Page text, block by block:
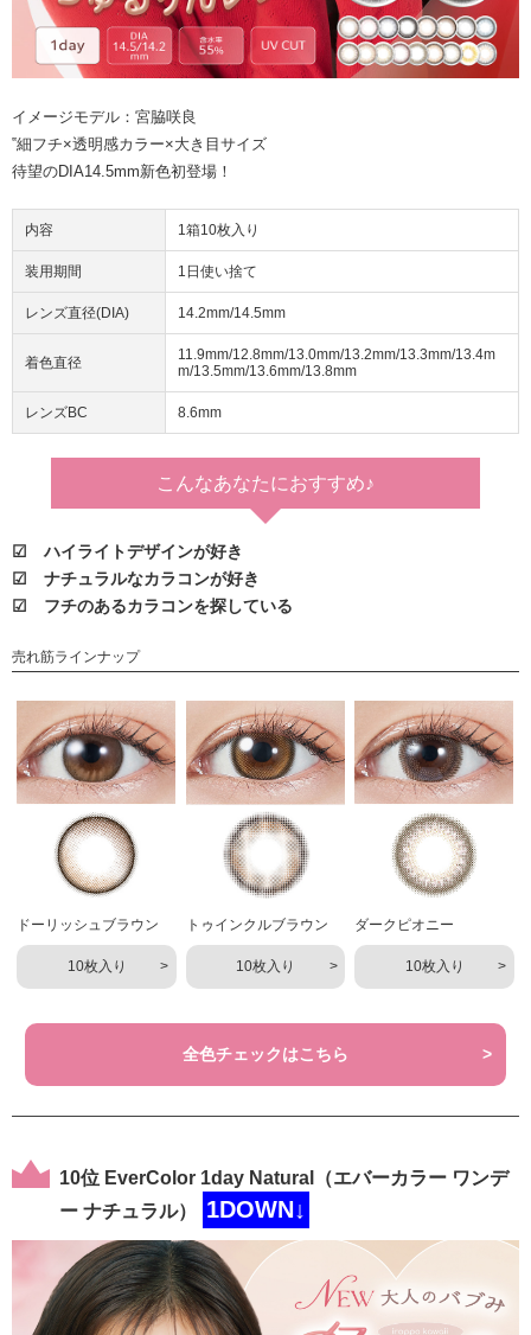
イメージモデル：宮脇咲良
‟細フチ×透明感カラー×大き目サイズ
待望のDIA14.5mm新色初登場！
内容 1箱10枚入り
装用期間 1日使い捨て
レンズ直径(DIA) 14.2mm/14.5mm
着色直径
11.9mm/12.8mm/13.0mm/13.2mm/13.3mm/13.4m
m/13.5mm/13.6mm/13.8mm
レンズBC 8.6mm
こんなあなたにおすすめ♪
☑ ハイライトデザインが好き
☑ ナチュラルなカラコンが好き
☑ フチのあるカラコンを探している
売れ筋ラインナップ
ドーリッシュブラウン
10枚入り
トゥインクルブラウン
10枚入り
ダークピオニー
10枚入り
全色チェックはこちら
10位 EverColor 1day Natural（エバーカラー ワンデ
ー ナチュラル）
1DOWN↓